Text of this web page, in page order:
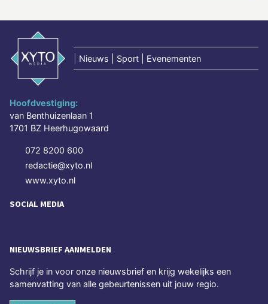
Nieuws | Sport | Evenementen
Hoofdvestiging:
van Benthuizenlaan 1
1701 BZ Heerhugowaard
072 8200 600
redactie@xyto.nl
www.xyto.nl
SOCIAL MEDIA
NIEUWSBRIEF AANMELDEN
Schrijf je in voor onze nieuwsbrief en krijg wekelijks een
samenvatting van alle gebeurtenissen uit jouw regio.